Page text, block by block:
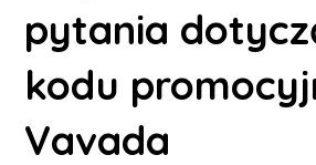
pytania
kodu
Vavada